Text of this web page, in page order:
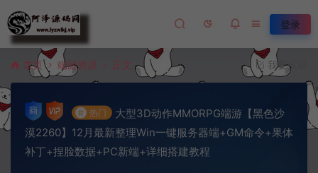
登录
首页 端游资源 正文 我要投稿
# 热门
大型3D动作MMORPG端游【黑色沙
漠2260】12月最新整理Win一键服务器端+GM命令+果体
补丁+捏脸数据+PC新端+详细搭建教程